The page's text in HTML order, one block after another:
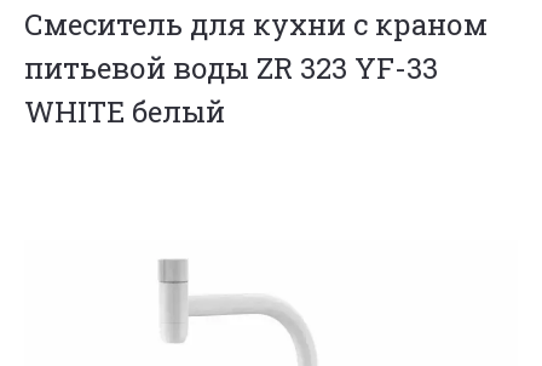
Смеситель для кухни с краном
питьевой воды ZR 323 YF-33
WHITE белый